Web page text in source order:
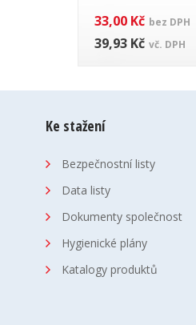
33,00 Kč bez DPH
39,93 Kč vč. DPH
Ke stažení
Bezpečnostní listy
Data listy
Dokumenty společnost
Hygienické plány
Katalogy produktů